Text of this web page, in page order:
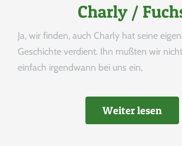
Charly /
Ja, wir finden, auch Charly hat seine
Geschichte verdient. Ihn mußten wir
einfach irgendwann bei uns ein,
Weiter lesen